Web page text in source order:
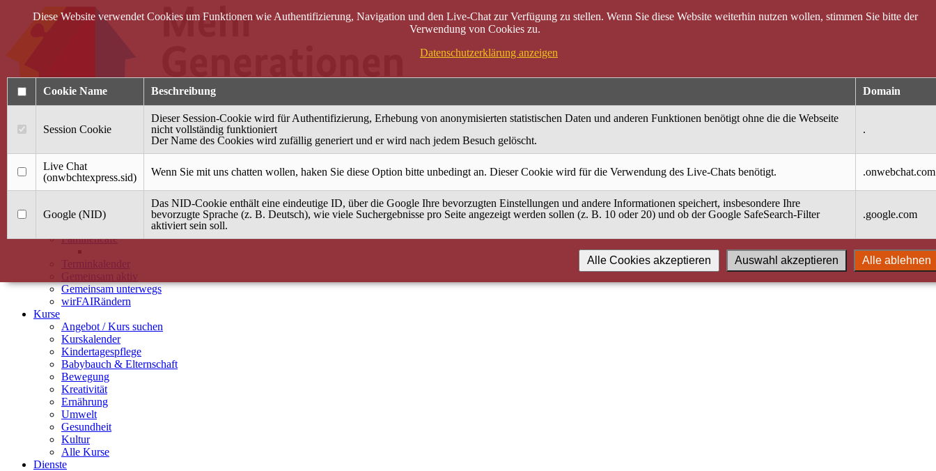
Anmelden
Startseite
Treffpunkt Jung & Alt
40 Jahre Mütterzentrum
Familiencafé
Terminkalender
Gemeinsam aktiv
Gemeinsam unterwegs
wirFAIRändern
Kurse
Angebot / Kurs suchen
Kurskalender
Kindertagespflege
Babybauch & Elternschaft
Bewegung
Kreativität
Ernährung
Umwelt
Gesundheit
Kultur
Alle Kurse
Dienste
Diese Website verwendet Cookies um Funktionen wie Authentifizierung, Navigation und den Live-Chat zur Verfügung zu stellen. Wenn Sie diese Website weiterhin nutzen wollen, stimmen Sie bitte der
Verwendung von Cookies zu.
Datenschutzerklärung anzeigen
Cookie Name Beschreibung Domain
Session Cookie
Dieser Session-Cookie wird für Authentifizierung, Erhebung von anonymisierten statistischen Daten und anderen Funktionen benötigt ohne die die Webseite
nicht vollständig funktioniert
Der Name des Cookies wird zufällig generiert und er wird nach jedem Besuch gelöscht.
.
Live Chat
(onwbchtexpress.sid)
Wenn Sie mit uns chatten wollen, haken Sie diese Option bitte unbedingt an. Dieser Cookie wird für die Verwendung des Live-Chats benötigt. .onwebchat.com
Google (NID)
Das NID-Cookie enthält eine eindeutige ID, über die Google Ihre bevorzugten Einstellungen und andere Informationen speichert, insbesondere Ihre
bevorzugte Sprache (z. B. Deutsch), wie viele Suchergebnisse pro Seite angezeigt werden sollen (z. B. 10 oder 20) und ob der Google SafeSearch-Filter
aktiviert sein soll.
.google.com
Alle ablehnen
Auswahl akzeptieren
Alle Cookies akzeptieren